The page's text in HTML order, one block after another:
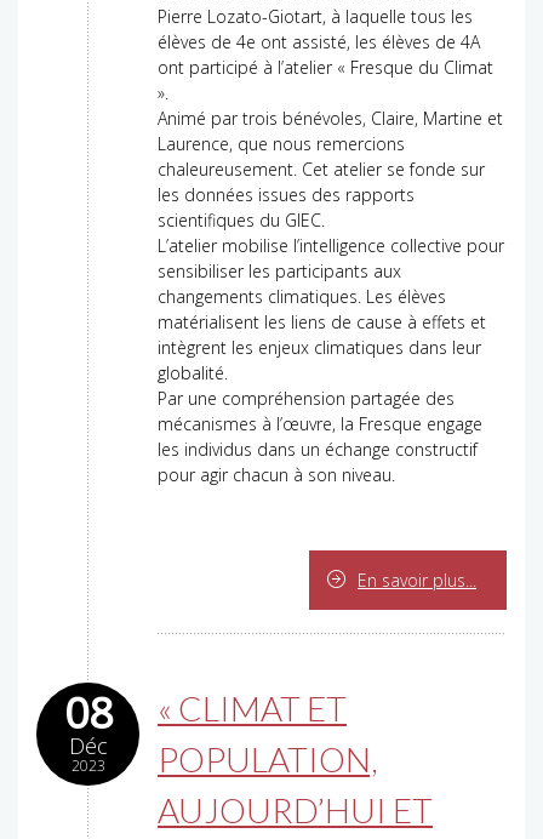
Pierre Lozato-Giotart, à laquelle tous les
élèves de 4e ont assisté, les élèves de 4A
ont participé à l’atelier « Fresque du Climat
».
Animé par trois bénévoles, Claire, Martine et
Laurence, que nous remercions
chaleureusement. Cet atelier se fonde sur
les données issues des rapports
scientifiques du GIEC.
L’atelier mobilise l’intelligence collective pour
sensibiliser les participants aux
changements climatiques. Les élèves
matérialisent les liens de cause à effets et
intègrent les enjeux climatiques dans leur
globalité.
Par une compréhension partagée des
mécanismes à l’œuvre, la Fresque engage
les individus dans un échange constructif
pour agir chacun à son niveau.
En savoir plus...
08
Déc
2023
« CLIMAT ET
POPULATION,
AUJOURD’HUI ET